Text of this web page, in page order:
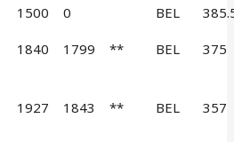
1500 0 BEL
1840 1799 ** BEL 375
1927 1843 ** BEL 357